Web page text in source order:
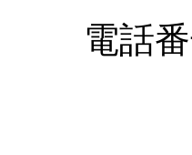
電話